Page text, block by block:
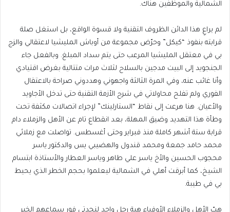
الشمالية والموظفين هناك.
لم يراعِ هذا الدائن الظروف التقنية ولا قسوة الواقع، بل استغل صلة
قرابته بنفوذ “كيكل” وحرّض مجموعة من أوباش المليشيا لاعتقالي والزج
بي في معتقل المليشيا المرعب حتى يتم سداد المبلغ. وبالفعل جاء
الجنجويد إلى البيت مدجين بالسلاح لثلاث مرات متتالية بغرض اقتيادي
وأنا غائب عنه، وفي المرة الثالثة واجهوني وهددوني صراحة بالاعتقال
الفوري ولم تفلح محاولاتي في شرح الأزمة التقنية حتى تدخل الأجاويد
والأعيان. هنا هرعت إلى نقاط “الستارلينك” لإجراء اتصالات مكثفة تحت
وطأة هذا التهديد وضيق المهلة، بعد انقطاع تام عن الأهل والزملاء دام
قرابة ستة أشهر كاملة منذ فبراير وحتى أغسطس. تواصلت مع زملائي
محمد حامد جمعة ومحمد قندول والهضيبي يس والدكتور ياسر
محجوب الحسين والأخ ياسر علي طاهر وياسر العطار والأستاذة ابتسام
الشيخ، كما أبرقت أهلي في الشمالية ليعلموا بحجم الخطر الذي يحيط
بي في طيبة.
هبّ الأهل والزملاء الأوفياء هبة رجل واحد لنجدتي فور سماعهم الخبر